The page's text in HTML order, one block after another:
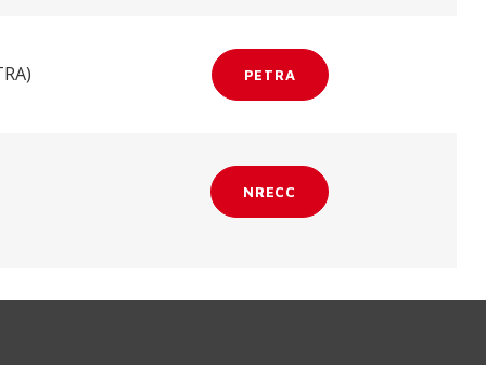
PETRA
NRECC